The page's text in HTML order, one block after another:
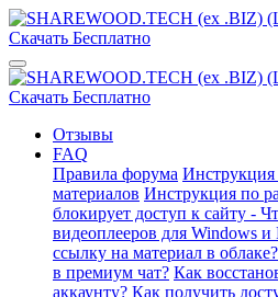
Отзывы
FAQ
Правила форума
материалов Инструкция по
блокирует доступ к сайту -
видеоплееров для Windows и
ссылку на материал в
в премиум чат? Как
аккаунту? Как получить